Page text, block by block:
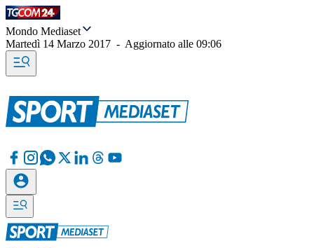
Mondo Mediaset
Martedì 14 Marzo 2017 - Aggiornato alle 09:06